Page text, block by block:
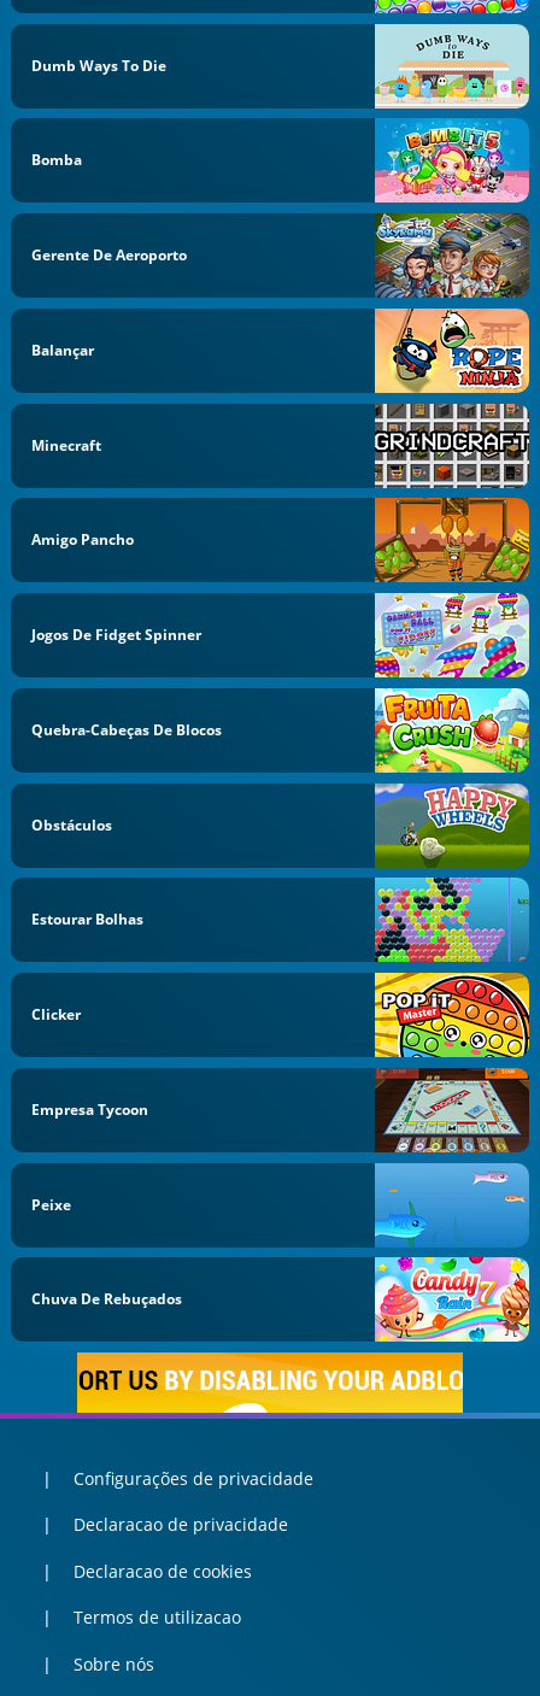
Dumb Ways To Die
Bomba
Gerente De Aeroporto
Balançar
Minecraft
Amigo Pancho
Jogos De Fidget Spinner
Quebra-Cabeças De Blocos
Obstáculos
Estourar Bolhas
Clicker
Empresa Tycoon
Peixe
Chuva De Rebuçados
Configurações de privacidade
Declaracao de privacidade
Declaracao de cookies
Termos de utilizacao
Sobre nós